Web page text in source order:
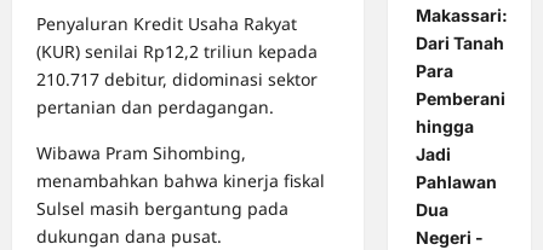
Penyaluran Kredit Usaha Rakyat
(KUR) senilai Rp12,2 triliun kepada
210.717 debitur, didominasi sektor
pertanian dan perdagangan.
Wibawa Pram Sihombing,
menambahkan bahwa kinerja fiskal
Sulsel masih bergantung pada
dukungan dana pusat.
Makassari:
Dari Tanah
Para
Pemberani
hingga
Jadi
Pahlawan
Dua
Negeri -